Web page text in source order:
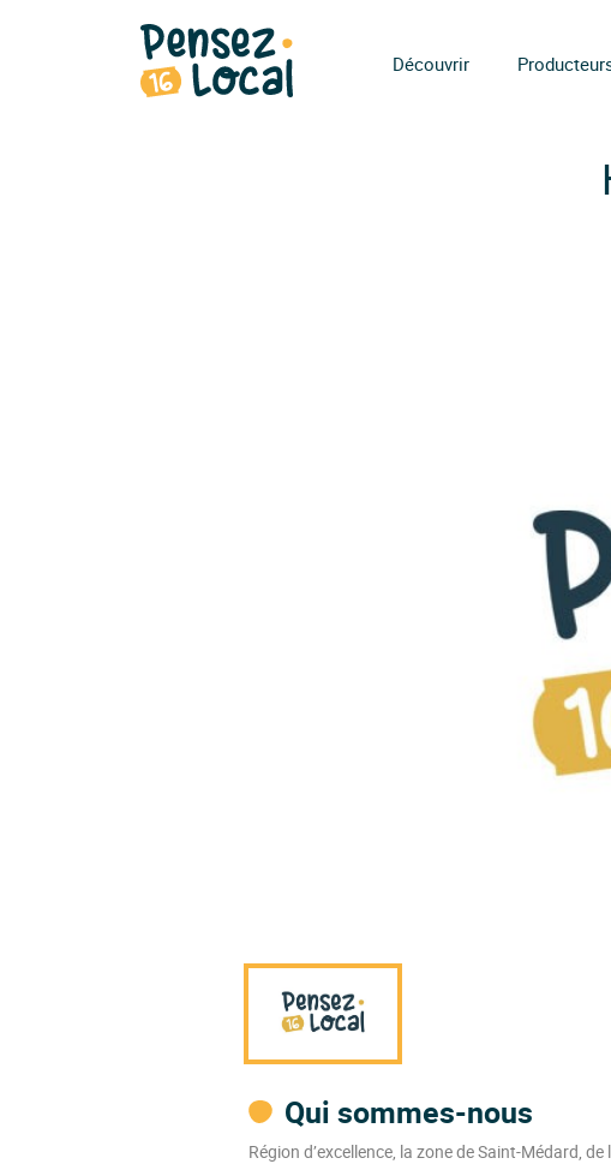
Découvrir
Qui sommes-nous
Région d’excellence, la zone de Saint-Médard,